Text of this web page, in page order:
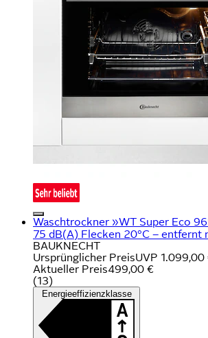
Waschtrockner »WT Super Eco
75 dB(A) Flecken 20°C – entfernt
BAUKNECHT
Ursprünglicher PreisUVP 1.099,00
Aktueller Preis499,00 €
(13)
Energieeffizienzklasse